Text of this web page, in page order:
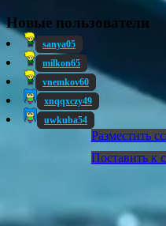
Новые пользователи
sanya05
milkon65
vnemkov60
xnqqxczy49
uwkuba54
Разместить
Поставить к